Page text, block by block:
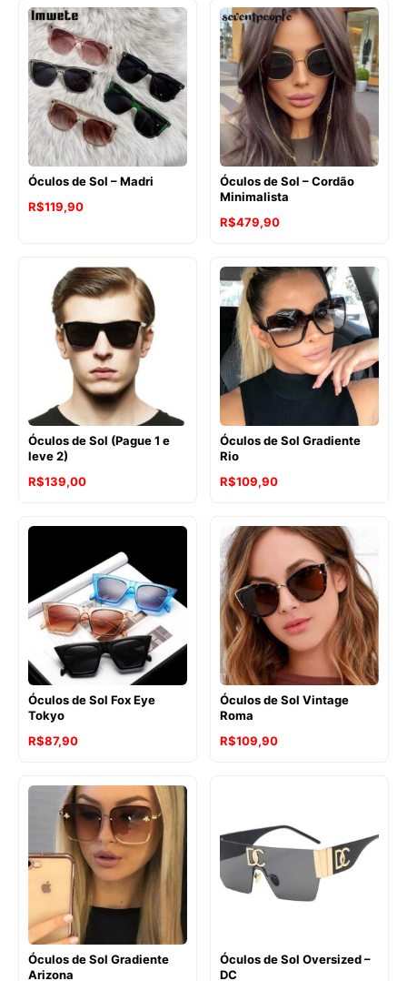
Óculos de Sol – Madri
R$119,90
Óculos de Sol – Cordão
Minimalista
R$479,90
Óculos de Sol (Pague 1 e
leve 2)
R$139,00
Óculos de Sol Gradiente
Rio
R$109,90
Óculos de Sol Fox Eye
Tokyo
R$87,90
Óculos de Sol Vintage
Roma
R$109,90
Óculos de Sol Gradiente
Arizona
Óculos de Sol Oversized –
DC